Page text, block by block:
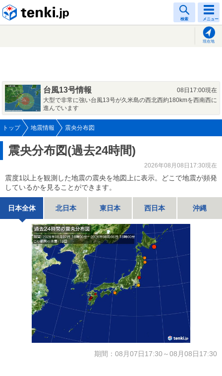
検索 メニュー
現在地
台風13号情報
08日17:00現在
大型で非常に強い台風13号が久米島の西北西約180kmを西南西に
進んでいます
トップ 地震情報 震央分布図
震央分布図(過去24時間)
2026年08月08日17:30現在
震度1以上を観測した地震の震央を地図上に表示。どこで地震が頻発
しているかを見ることができます。
日本全体 北日本 東日本 西日本 沖縄
期間：08月07日17:30～08月08日17:30